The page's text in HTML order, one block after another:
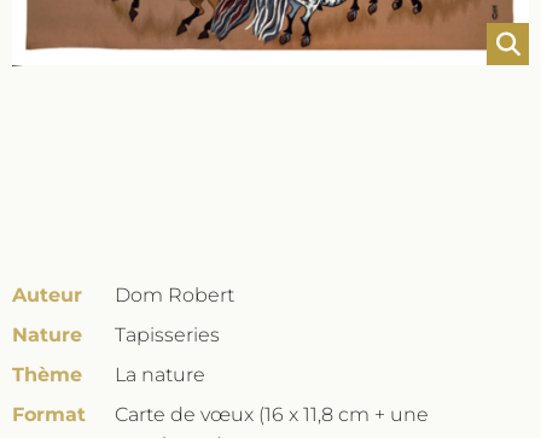
Auteur
Dom Robert
Nature
Tapisseries
Thème
La nature
Format
Carte de vœux (16 x 11,8 cm + une